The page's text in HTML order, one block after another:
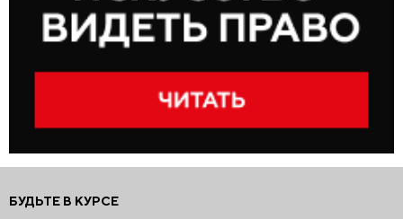
БУДЬТЕ В КУРСЕ